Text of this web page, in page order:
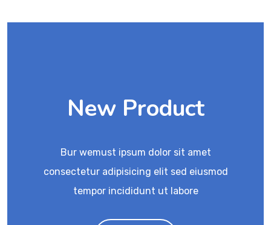
New Product
Bur wemust ipsum dolor sit amet
consectetur adipisicing elit sed eiusmod
tempor incididunt ut labore